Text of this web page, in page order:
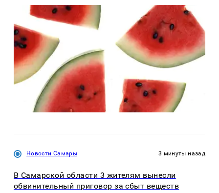
Новости Самары 3 минуты назад
В Самарской области 3 жителям вынесли
обвинительный приговор за сбыт веществ